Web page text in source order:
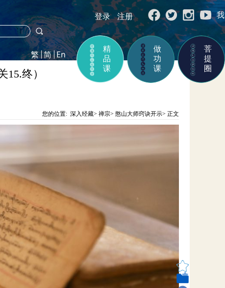
精
品
课
做
功
课
菩
提
圈
登录 注册
终）
您的位置: 深入经藏> 禅宗> 憨山大师窍诀开示> 正文